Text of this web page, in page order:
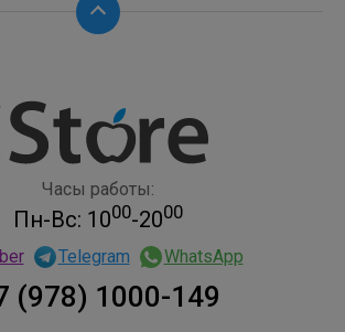
Часы работы:
Пн-Вс: 1000-2000
Telegram WhatsApp
(978) 1000-149